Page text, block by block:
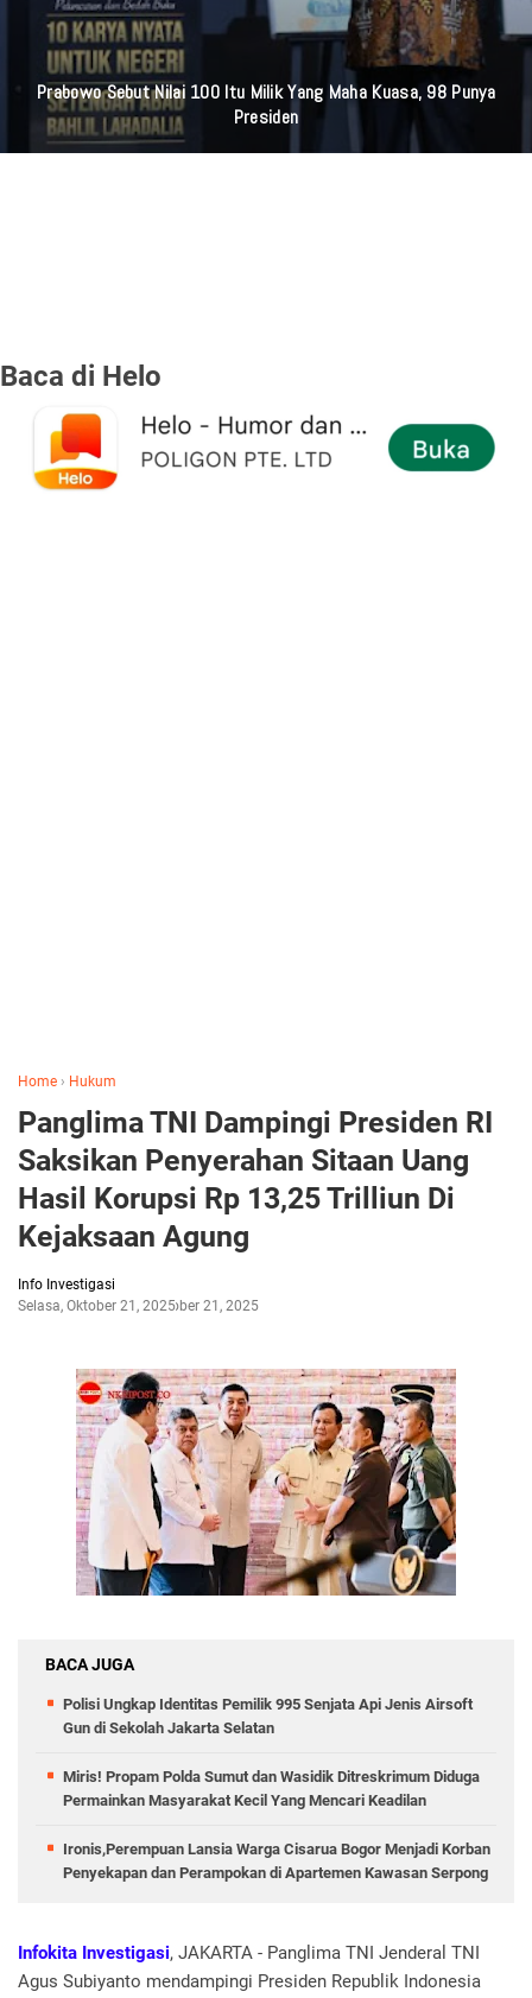
Prabowo Sebut Nilai 100 Itu Milik Yang Maha Kuasa, 98 Punya
Presiden
Baca di Helo
Home › Hukum
Panglima TNI Dampingi Presiden RI
Saksikan Penyerahan Sitaan Uang
Hasil Korupsi Rp 13,25 Trilliun Di
Kejaksaan Agung
Info Investigasi
Selasa, Oktober 21, 2025Oktober 21, 2025
BACA JUGA
Polisi Ungkap Identitas Pemilik 995 Senjata Api Jenis Airsoft
Gun di Sekolah Jakarta Selatan
Miris! Propam Polda Sumut dan Wasidik Ditreskrimum Diduga
Permainkan Masyarakat Kecil Yang Mencari Keadilan
Ironis,Perempuan Lansia Warga Cisarua Bogor Menjadi Korban
Penyekapan dan Perampokan di Apartemen Kawasan Serpong
Infokita Investigasi, JAKARTA - Panglima TNI Jenderal TNI
Agus Subiyanto mendampingi Presiden Republik Indonesia